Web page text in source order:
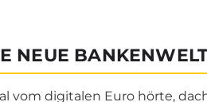
NEUE
vom digitalen Euro hörte,